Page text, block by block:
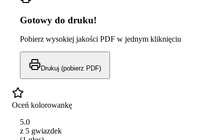
Gotowy do druku!
Pobierz wysokiej jakości PDF w jednym kliknięciu
Drukuj (pobierz PDF)
Oceń kolorowankę
5.0
z 5 gwiazdek